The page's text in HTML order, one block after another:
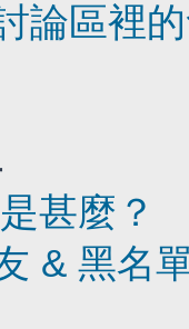
論區裡
甚麼？
& 黑名